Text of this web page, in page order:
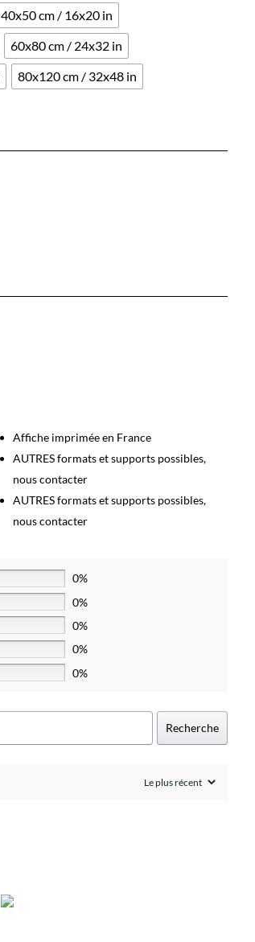
40x50 cm / 16x20 in
60x80 cm / 24x32 in
80x120 cm / 32x48 in
Affiche imprimée en France
AUTRES formats et supports possibles,
nous contacter
AUTRES formats et supports possibles,
nous contacter
0%
0%
0%
0%
0%
Recherche